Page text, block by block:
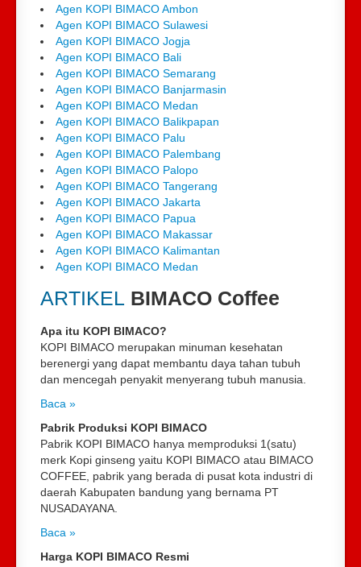
Agen KOPI BIMACO Ambon
Agen KOPI BIMACO Sulawesi
Agen KOPI BIMACO Jogja
Agen KOPI BIMACO Bali
Agen KOPI BIMACO Semarang
Agen KOPI BIMACO Banjarmasin
Agen KOPI BIMACO Medan
Agen KOPI BIMACO Balikpapan
Agen KOPI BIMACO Palu
Agen KOPI BIMACO Palembang
Agen KOPI BIMACO Palopo
Agen KOPI BIMACO Tangerang
Agen KOPI BIMACO Jakarta
Agen KOPI BIMACO Papua
Agen KOPI BIMACO Makassar
Agen KOPI BIMACO Kalimantan
Agen KOPI BIMACO Medan
ARTIKEL BIMACO Coffee
Apa itu KOPI BIMACO?
KOPI BIMACO merupakan minuman kesehatan
berenergi yang dapat membantu daya tahan tubuh
dan mencegah penyakit menyerang tubuh manusia.
Baca »
Pabrik Produksi KOPI BIMACO
Pabrik KOPI BIMACO hanya memproduksi 1(satu)
merk Kopi ginseng yaitu KOPI BIMACO atau BIMACO
COFFEE, pabrik yang berada di pusat kota industri di
daerah Kabupaten bandung yang bernama PT
NUSADAYANA.
Baca »
Harga KOPI BIMACO Resmi